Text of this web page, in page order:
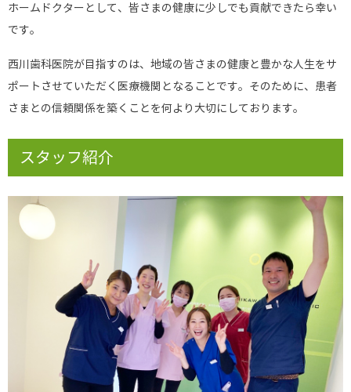
ホームドクターとして、皆さまの健康に少しでも貢献できたら幸い
です。
西川歯科医院が目指すのは、地域の皆さまの健康と豊かな人生をサ
ポートさせていただく医療機関となることです。そのために、患者
さまとの信頼関係を築くことを何より大切にしております。
スタッフ紹介